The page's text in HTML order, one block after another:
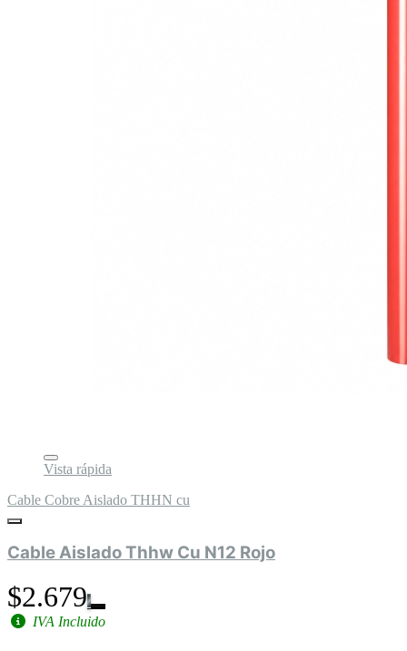
Vista rápida
Cable Cobre Aislado THHN cu
Cable Aislado Thhw Cu N12 Rojo
$2.679
IVA Incluido